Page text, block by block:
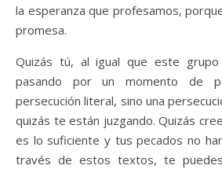
la esperanza que profesamos,
promesa.
Quizás tú, al igual que este
pasando por un momento de
persecución literal, sino una
quizás te están juzgando. Quizás
es lo suficiente y tus pecados no
través de estos textos, te